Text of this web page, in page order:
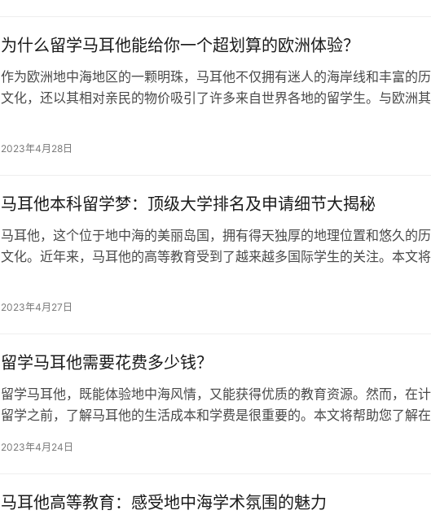
在过去的十年里取得…
为什么留学马耳他能给你一个超划算的欧洲体验？
作为欧洲地中海地区的一颗明珠，马耳他不仅拥有迷人的海岸线和丰富的
文化，还以其相对亲民的物价吸引了许多来自世界各地的留学生。与欧洲其
欧美地区的生活成本，以便帮助您更好地了解在马耳他留学的物价情况。 首
2023年4月28日
马耳他本科留学梦：顶级大学排名及申请细节大揭秘
马耳他，这个位于地中海的美丽岛国，拥有得天独厚的地理位置和悠久的
文化。近年来，马耳他的高等教育受到了越来越多国际学生的关注。本文将
想。 马耳他的高等教育体系主要由两所大学组成：马耳他大学（University
2023年4月27日
留学马耳他需要花费多少钱？
留学马耳他，既能体验地中海风情，又能获得优质的教育资源。然而，在
留学之前，了解马耳他的生活成本和学费是很重要的。本文将帮助您了解在
因学校和专业不同而有所差异。在公立大学，如马耳他大学，欧盟和欧洲经
至20,000…
2023年4月24日
马耳他高等教育：感受地中海学术氛围的魅力